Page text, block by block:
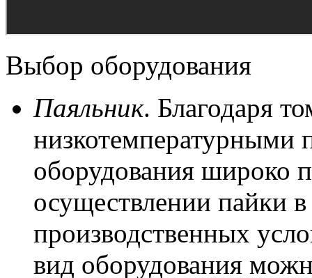
Выбор оборудования
Паяльник. Благодаря
низкотемпературными
оборудования широко
осуществлении пайки
производственных
вид оборудования